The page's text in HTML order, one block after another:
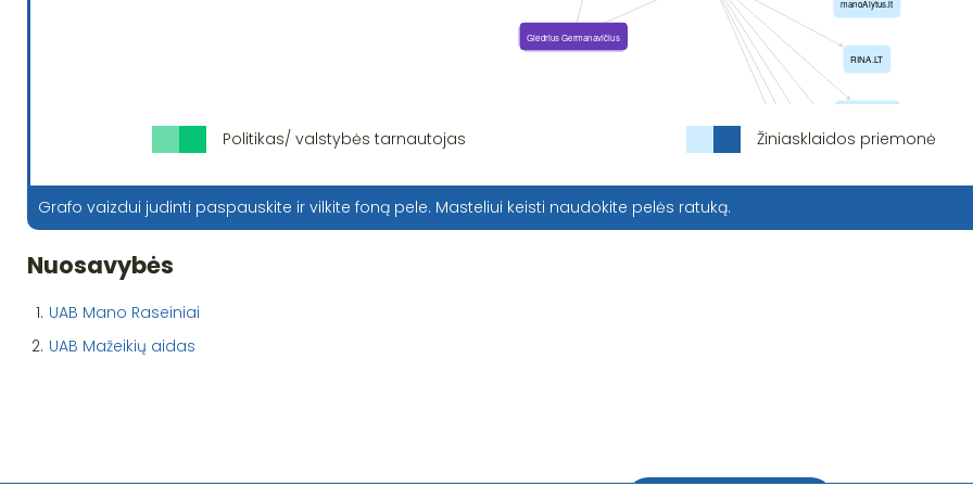
Politikas/ valstybės tarnautojas Žiniasklaidos priemonė
Grafo vaizdui judinti paspauskite ir vilkite foną pele. Masteliui keisti naudokite pelės ratuką.
Nuosavybės
1. UAB Mano Raseiniai
2. UAB Mažeikių aidas